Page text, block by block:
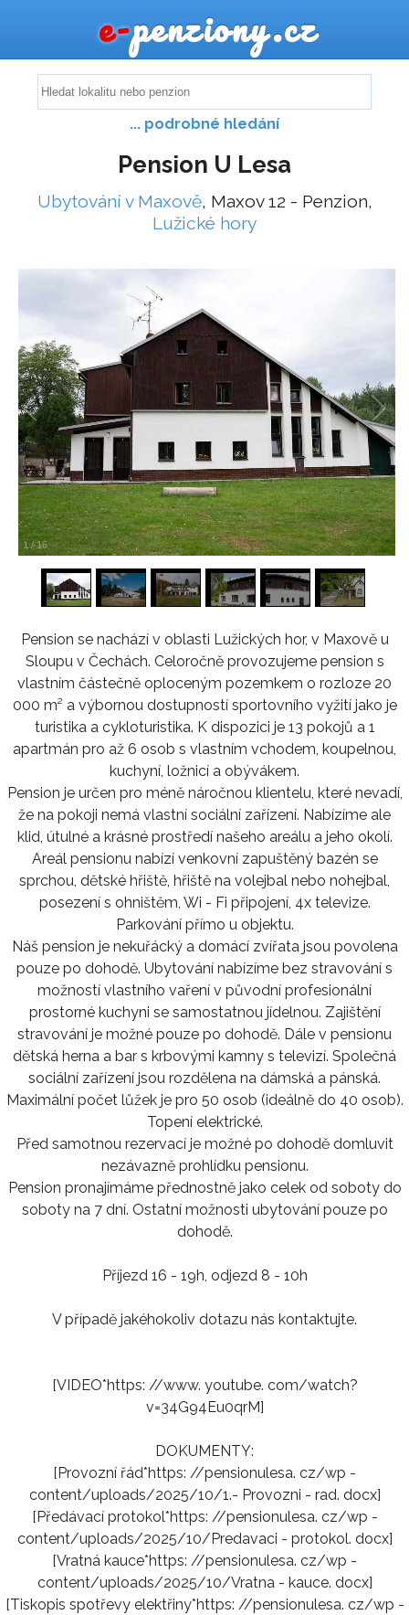
e-penziony.cz
... podrobné hledání
Pension U Lesa
Ubytování v Maxově, Maxov 12 - Penzion,
Lužické hory
1/16
Pension se nachází v oblasti Lužických hor, v Maxově u
Sloupu v Čechách. Celoročně provozujeme pension s
vlastním částečně oploceným pozemkem o rozloze 20
000 m² a výbornou dostupností sportovního vyžití jako je
turistika a cykloturistika. K dispozici je 13 pokojů a 1
apartmán pro až 6 osob s vlastním vchodem, koupelnou,
kuchyní, ložnicí a obývákem.
Pension je určen pro méně náročnou klientelu, které nevadí,
že na pokoji nemá vlastní sociální zařízení. Nabízíme ale
klid, útulné a krásné prostředí našeho areálu a jeho okolí.
Areál pensionu nabízí venkovní zapuštěný bazén se
sprchou, dětské hřiště, hřiště na volejbal nebo nohejbal,
posezení s ohništěm, Wi - Fi připojení, 4x televize.
Parkování přímo u objektu.
Náš pension je nekuřácký a domácí zvířata jsou povolena
pouze po dohodě. Ubytování nabízíme bez stravování s
možností vlastního vaření v původní profesionální
prostorné kuchyni se samostatnou jídelnou. Zajištění
stravování je možné pouze po dohodě. Dále v pensionu
dětská herna a bar s krbovými kamny s televizí. Společná
sociální zařízení jsou rozdělena na dámská a pánská.
Maximální počet lůžek je pro 50 osob (ideálně do 40 osob).
Topení elektrické.
Před samotnou rezervací je možné po dohodě domluvit
nezávazně prohlídku pensionu.
Pension pronajímáme přednostně jako celek od soboty do
soboty na 7 dní. Ostatní možnosti ubytování pouze po
dohodě.
Příjezd 16 - 19h, odjezd 8 - 10h
V případě jakéhokoliv dotazu nás kontaktujte.
[VIDEO*https: //www. youtube. com/watch?
v=34G94Eu0qrM]
DOKUMENTY:
[Provozní řád*https: //pensionulesa. cz/wp -
content/uploads/2025/10/1.- Provozni - rad. docx]
[Předávací protokol*https: //pensionulesa. cz/wp -
content/uploads/2025/10/Predavaci - protokol. docx]
[Vratná kauce*https: //pensionulesa. cz/wp -
content/uploads/2025/10/Vratna - kauce. docx]
[Tiskopis spotřevy elektřiny*https: //pensionulesa. cz/wp -